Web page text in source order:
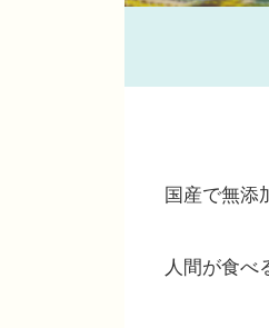
国産で無添
人間が食べ